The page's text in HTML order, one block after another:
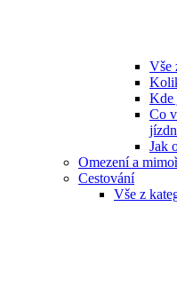
Vše
Kde
Co
Jak
Omezení a
Cestování
Vše z